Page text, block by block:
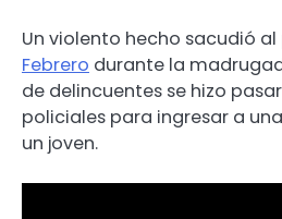
Un violento hecho sacudió
Febrero durante la
de delincuentes se hizo
policiales para ingresar a
un joven.